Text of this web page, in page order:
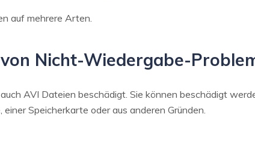
auf mehrere Arten.
Nicht-Wiedergabe-
AVI Dateien beschädigt. Sie können beschädigt
Speicherkarte oder aus anderen Gründen.